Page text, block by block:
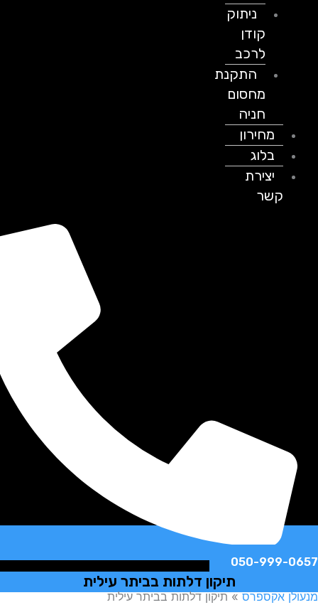
ניתוק
לרכב
התקנת
מחסום
חניה
מחירון
בלוג
יצירת
קשר
050-999-
תיקון דלתות בביתר עילית
אקספרס»תיקון דלתות בביתר עילית